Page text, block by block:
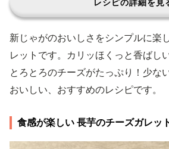
レシピの詳細を見
新じゃがのおいしさをシンプルに楽
レットです。カリッほくっと香ばし
とろとろのチーズがたっぷり！少な
おいしい、おすすめのレシピです。
食感が楽しい 長芋のチーズガレッ